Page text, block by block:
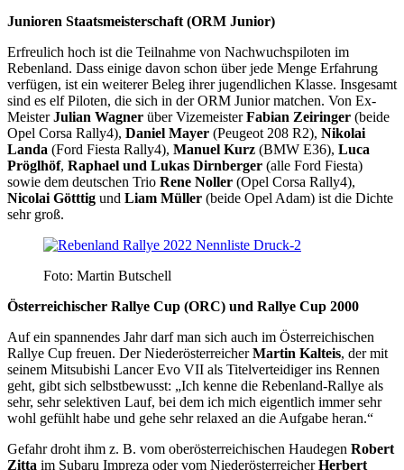
Junioren Staatsmeisterschaft (ORM Junior)
Erfreulich hoch ist die Teilnahme von Nachwuchspiloten im
Rebenland. Dass einige davon schon über jede Menge Erfahrung
verfügen, ist ein weiterer Beleg ihrer jugendlichen Klasse. Insgesamt
sind es elf Piloten, die sich in der ORM Junior matchen. Von Ex-
MeisterJulian Wagner über VizemeisterFabian Zeiringer (beide
Opel Corsa Rally4), Daniel Mayer (Peugeot 208 R2), Nikolai
Landa (Ford Fiesta Rally4), Manuel Kurz (BMW E36), Luca
Pröglhöf, Raphael und Lukas Dirnberger (alle Ford Fiesta)
sowie dem deutschen Trio Rene Noller (Opel Corsa Rally4),
Nicolai Götttig und Liam Müller (beide Opel Adam) ist die Dichte
sehr groß.
Foto: Martin Butschell
Österreichischer Rallye Cup (ORC) und Rallye Cup 2000
Auf ein spannendes Jahr darf man sich auch im Österreichischen
Rallye Cup freuen. Der NiederösterreicherMartin Kalteis, der mit
seinem Mitsubishi Lancer Evo VII als Titelverteidiger ins Rennen
geht, gibt sich selbstbewusst: „Ich kenne die Rebenland-Rallye als
sehr, sehr selektiven Lauf, bei dem ich mich eigentlich immer sehr
wohl gefühlt habe und gehe sehr relaxed an die Aufgabe heran.“
Gefahr droht ihm z. B. vom oberösterreichischen Haudegen Robert
Zitta im Subaru Impreza oder vom NiederösterreicherHerbert